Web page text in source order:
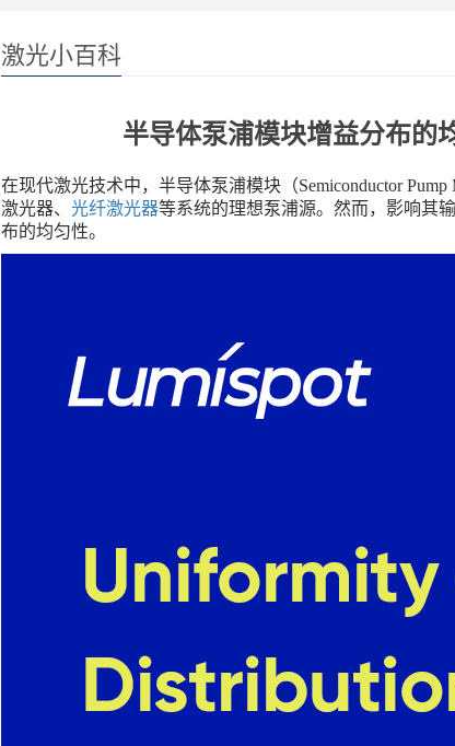
激光小百科
半导体泵浦模块增益分布的
在现代激光技术中，半导体泵浦模块（Semiconductor Pump
激光器、 光纤激光器等系统的理想泵浦源。然而，影响其
布的均匀性。